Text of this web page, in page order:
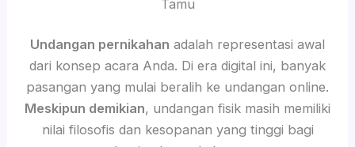
Tamu
Undangan pernikahan adalah representasi awal
dari konsep acara Anda. Di era digital ini, banyak
pasangan yang mulai beralih ke undangan online.
Meskipun demikian, undangan fisik masih memiliki
nilai filosofis dan kesopanan yang tinggi bagi